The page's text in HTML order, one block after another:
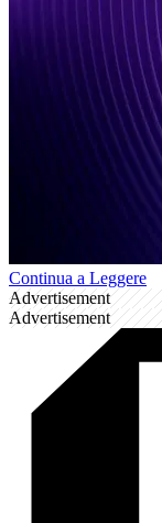
Continua a Leggere
Advertisement
Advertisement